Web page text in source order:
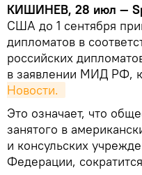
КИШИНЕВ, 28 июл —
США до 1 сентября
дипломатов в
российских
в заявлении МИД РФ,
Новости.
Это означает, что
занятого в
и консульских
Федерации,